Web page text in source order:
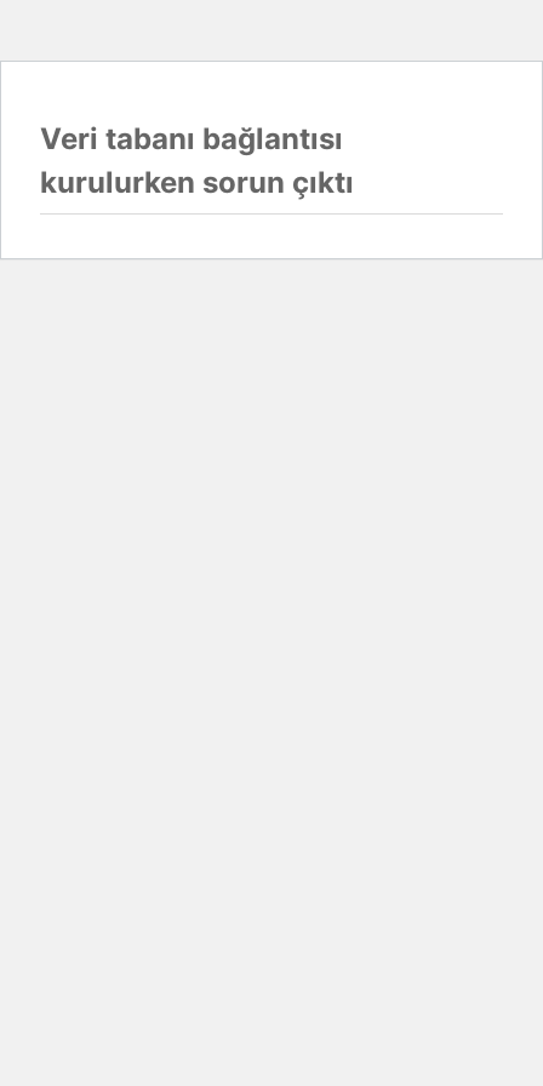
Veri tabanı bağlantısı
kurulurken sorun çıktı